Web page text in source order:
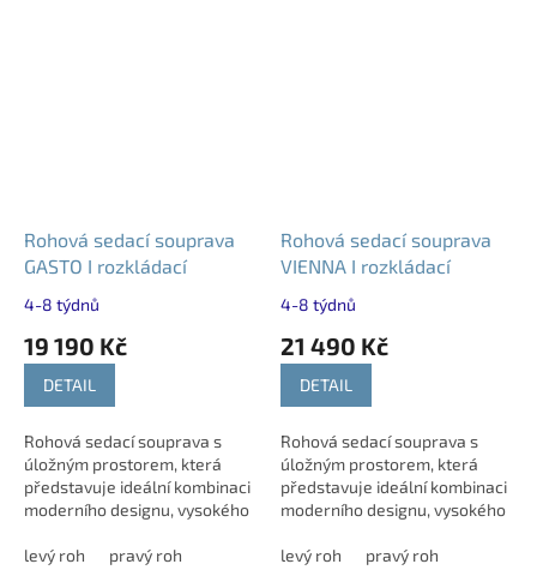
Rohová sedací souprava
GASTO I rozkládací
4-8 týdnů
19 190 Kč
DETAIL
Rohová sedací souprava s
úložným prostorem, která
představuje ideální kombinaci
moderního designu, vysokého
Světlé akcenty na područkách
levý roh pravý roh
Rohová sedací souprava
VIENNA I rozkládací
4-8 týdnů
21 490 Kč
DETAIL
Rohová sedací souprava s
úložným prostorem, která
představuje ideální kombinaci
moderního designu, vysokého
levý roh
pravý roh